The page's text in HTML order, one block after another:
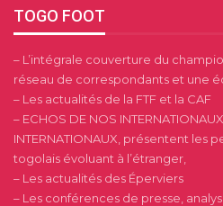
TOGO FOOT
– L’intégrale couverture du
réseau de correspondants et une
– Les actualités de la FTF et la CAF
– ECHOS DE NOS
INTERNATIONAUX, présentent les
togolais évoluant à l’étranger,
– Les actualités des Éperviers
– Les conférences de presse,